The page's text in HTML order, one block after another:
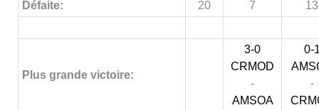
Défaite:
20 7 13
Plus grande victoire:
3-0
CRMOD
-
AMSOA
0-
-